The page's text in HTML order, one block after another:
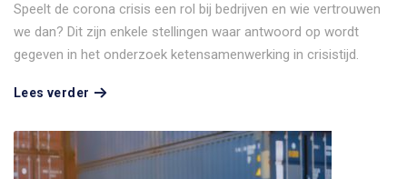
Speelt de corona crisis een rol bij bedrijven en wie vertrouwen
we dan? Dit zijn enkele stellingen waar antwoord op wordt
gegeven in het onderzoek ketensamenwerking in crisistijd.
Lees verder